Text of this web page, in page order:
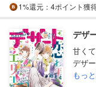
1%還元 ：4ポイント獲
デザ
甘く
デザ
もっ